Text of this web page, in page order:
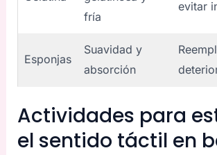
fría
evitar
Esponjas
Suavidad y
absorción
Actividades para
el sentido táctil en